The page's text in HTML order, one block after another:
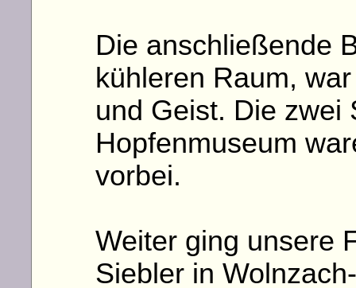
Die anschließende
kühleren Raum,
und Geist. Die zwei
Hopfenmuseum
vorbei.
Weiter ging unsere
Siebler in